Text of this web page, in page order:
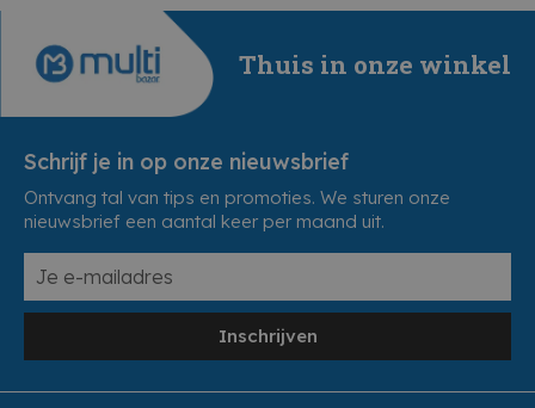
Thuis in onze winkel
Schrijf je in op onze nieuwsbrief
Ontvang tal van tips en promoties. We sturen onze
nieuwsbrief een aantal keer per maand uit.
Inschrijven